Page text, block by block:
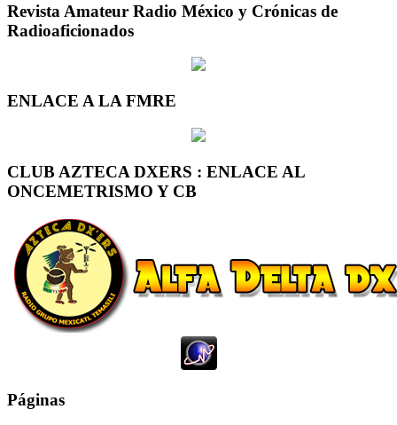
Revista Amateur Radio México y Crónicas de
Radioaficionados
ENLACE A LA FMRE
CLUB AZTECA DXERS : ENLACE AL
ONCEMETRISMO Y CB
Páginas